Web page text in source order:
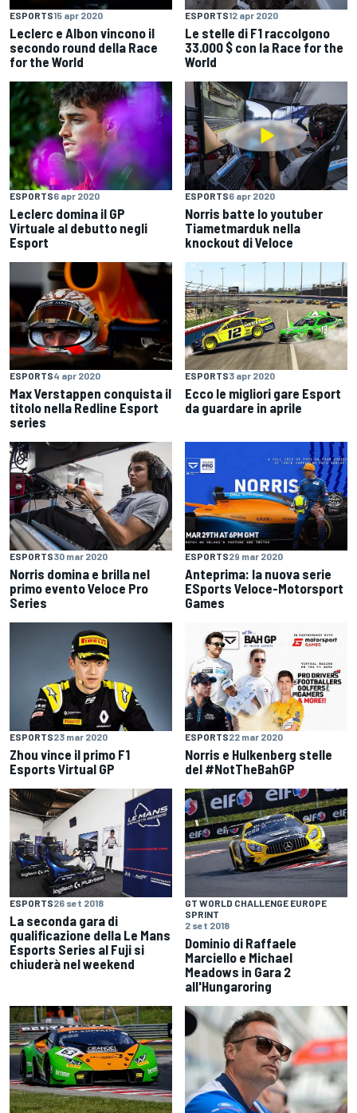
ESPORTS15 apr 2020
Leclerc e Albon vincono il
secondo round della Race
for the World
ESPORTS12 apr 2020
Le stelle di F1 raccolgono
33.000 $ con la Race for the
World
ESPORTS6 apr 2020
Leclerc domina il GP
Virtuale al debutto negli
Esport
ESPORTS6 apr 2020
Norris batte lo youtuber
Tiametmarduk nella
knockout di Veloce
ESPORTS4 apr 2020
Max Verstappen conquista il
titolo nella Redline Esport
series
ESPORTS3 apr 2020
Ecco le migliori gare Esport
da guardare in aprile
ESPORTS30 mar 2020
Norris domina e brilla nel
primo evento Veloce Pro
Series
ESPORTS29 mar 2020
Anteprima: la nuova serie
ESports Veloce-Motorsport
Games
ESPORTS23 mar 2020
Zhou vince il primo F1
Esports Virtual GP
ESPORTS22 mar 2020
Norris e Hulkenberg stelle
del #NotTheBahGP
ESPORTS26 set 2018
La seconda gara di
qualificazione della Le Mans
Esports Series al Fuji si
chiuderà nel weekend
GT WORLD CHALLENGE EUROPE
SPRINT
2 set 2018
Dominio di Raffaele
Marciello e Michael
Meadows in Gara 2
all'Hungaroring